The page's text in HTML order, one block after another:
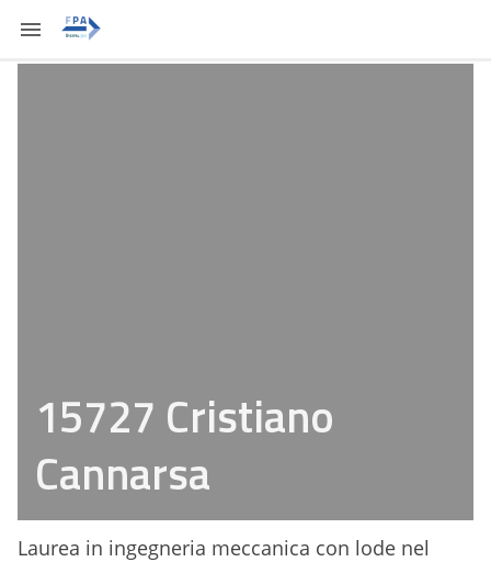
15727 Cristiano
Cannarsa
Laurea in ingegneria meccanica con lode nel